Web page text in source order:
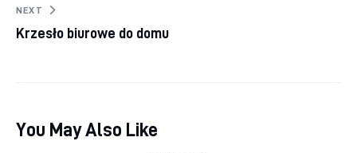
NEXT
Krzesło biurowe do domu
You May Also Like